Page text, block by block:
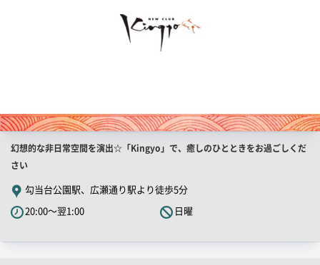
店
舗
PR
キ
ャ
幻想的な非日常空間を演出☆「Kingyo」で、癒しのひとときをお過ごしくだ
さい
勾当台公園駅、広瀬通り駅より徒歩5分
20:00～翌1:00
日曜